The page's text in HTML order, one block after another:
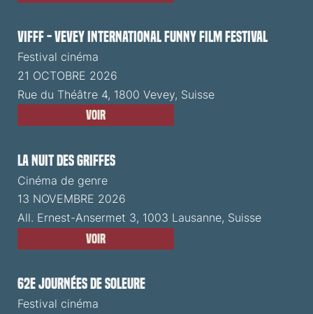
VIFFF - Vevey International Funny Film Festival
Festival cinéma
21 OCTOBRE 2026
Rue du Théâtre 4, 1800 Vevey, Suisse
Voir
La Nuit des Griffes
Cinéma de genre
13 NOVEMBRE 2026
All. Ernest-Ansermet 3, 1003 Lausanne, Suisse
Voir
62e Journées de Soleure
Festival cinéma